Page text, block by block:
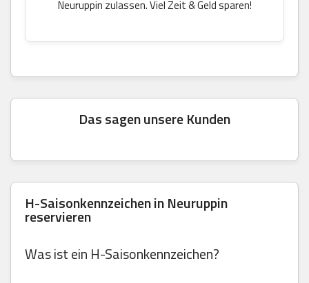
Neuruppin zulassen. Viel Zeit & Geld sparen!
Das sagen unsere Kunden
H-Saisonkennzeichen in Neuruppin
reservieren
Was ist ein H-Saisonkennzeichen?